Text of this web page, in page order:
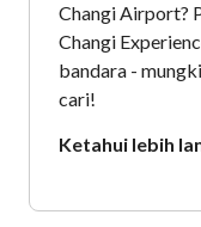
Changi Airport?
Changi
bandara -
cari!
Ketahui lebih